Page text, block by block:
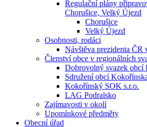
Regulační plány
Chorušice, Velký Újezd
Chorušice
Velký Újezd
Osobnosti, rodáci
Návštěva prezidenta ČR
Členství obce v regionálních
Dobrovolný svazek obcí
Sdružení obcí
Kokořínský SOK s.r.o.
LAG Podralsko
Zajímavosti v okolí
Upomínkové předměty
Obecní úřad